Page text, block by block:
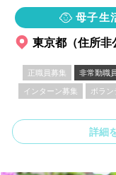
母子生
東京都（住所非
正職員募集 非常勤職
インターン募集 ボラン
詳細